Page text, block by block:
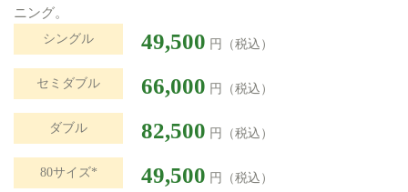
ニング。
シングル 49,500 円（税込）
セミダブル 66,000 円（税込）
ダブル 82,500 円（税込）
80サイズ* 49,500 円（税込）